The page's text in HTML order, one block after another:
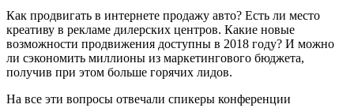
Как продвигать в интернете продажу авто? Есть ли место
креативу в рекламе дилерских центров. Какие новые
возможности продвижения доступны в 2018 году? И можно
ли сэкономить миллионы из маркетингового бюджета,
получив при этом больше горячих лидов.
На все эти вопросы отвечали спикеры конференции